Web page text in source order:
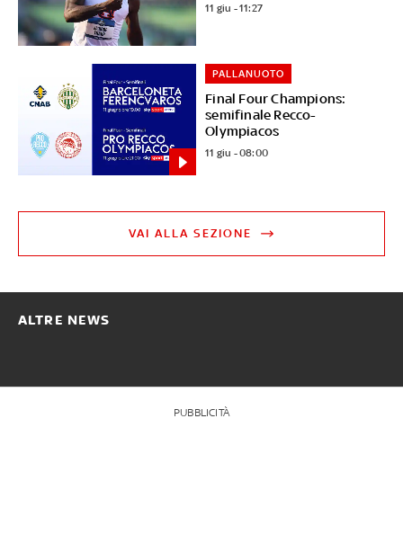
11 giu - 11:27
Final Four Champions:
semifinale Recco-
Olympiacos
PALLANUOTO
11 giu - 08:00
VAI ALLA SEZIONE
ALTRE NEWS
PUBBLICITÀ